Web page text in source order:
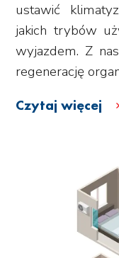
ustawić
jakich trybów
wyjazdem. Z
regenerację
Czytaj więcej